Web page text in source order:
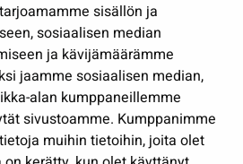
sisällön ja
sosiaalisen median
ja kävijämäärämme
jaamme sosiaalisen median,
alan kumppaneillemme
sivustoamme. Kumppanimme
muihin tietoihin, joita olet